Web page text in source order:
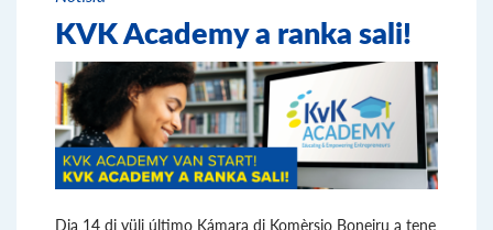
KVK Academy a ranka sali!
Dia 14 di yüli último Kámara di Komèrsio Boneiru a tene